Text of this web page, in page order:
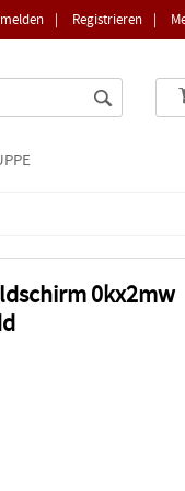
| Registrieren |
0kx2mw